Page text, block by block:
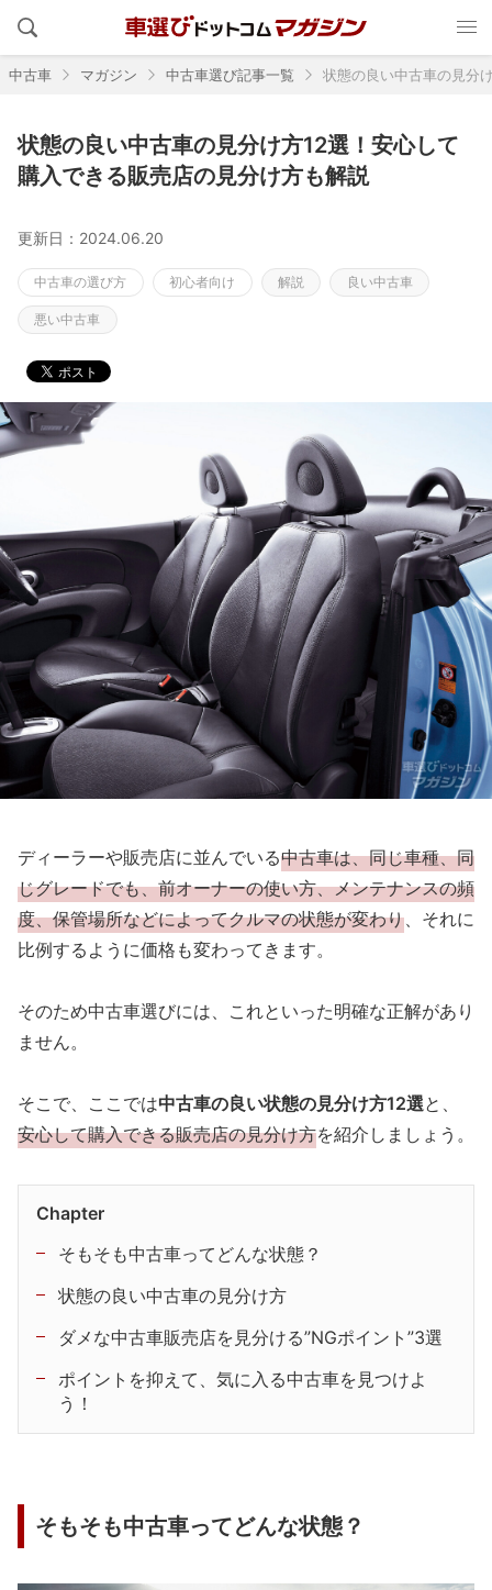
中古車 マガジン 中古車選び記事一覧 状態の良い中古車の見分
状態の良い中古車の見分け方12選！安心して
購入できる販売店の見分け方も解説
更新日：2024.06.20
中古車の選び方 初心者向け 解説 良い中古車
悪い中古車
ディーラーや販売店に並んでいる中古車は、同じ車種、同
じグレードでも、前オーナーの使い方、メンテナンスの頻
度、保管場所などによってクルマの状態が変わり、それに
比例するように価格も変わってきます。
そのため中古車選びには、これといった明確な正解があり
ません。
そこで、ここでは中古車の良い状態の見分け方12選と、
安心して購入できる販売店の見分け方を紹介しましょう。
Chapter
そもそも中古車ってどんな状態？
状態の良い中古車の見分け方
ダメな中古車販売店を見分ける”NGポイント”3選
ポイントを抑えて、気に入る中古車を見つけよ
う！
そもそも中古車ってどんな状態？